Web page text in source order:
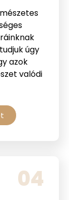
úgy
azok
valódi
04